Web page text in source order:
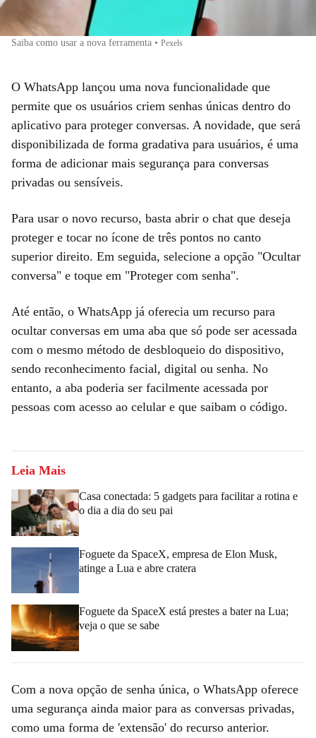
Saiba como usar a nova ferramenta • Pexels
O WhatsApp lançou uma nova funcionalidade que
permite que os usuários criem senhas únicas dentro do
aplicativo para proteger conversas. A novidade, que será
disponibilizada de forma gradativa para usuários, é uma
forma de adicionar mais segurança para conversas
privadas ou sensíveis.
Para usar o novo recurso, basta abrir o chat que deseja
proteger e tocar no ícone de três pontos no canto
superior direito. Em seguida, selecione a opção "Ocultar
conversa" e toque em "Proteger com senha".
Até então, o WhatsApp já oferecia um recurso para
ocultar conversas em uma aba que só pode ser acessada
com o mesmo método de desbloqueio do dispositivo,
sendo reconhecimento facial, digital ou senha. No
entanto, a aba poderia ser facilmente acessada por
pessoas com acesso ao celular e que saibam o código.
Leia Mais
Casa conectada: 5 gadgets para facilitar a rotina e
o dia a dia do seu pai
Foguete da SpaceX, empresa de Elon Musk,
atinge a Lua e abre cratera
Foguete da SpaceX está prestes a bater na Lua;
veja o que se sabe
Com a nova opção de senha única, o WhatsApp oferece
uma segurança ainda maior para as conversas privadas,
como uma forma de 'extensão' do recurso anterior.